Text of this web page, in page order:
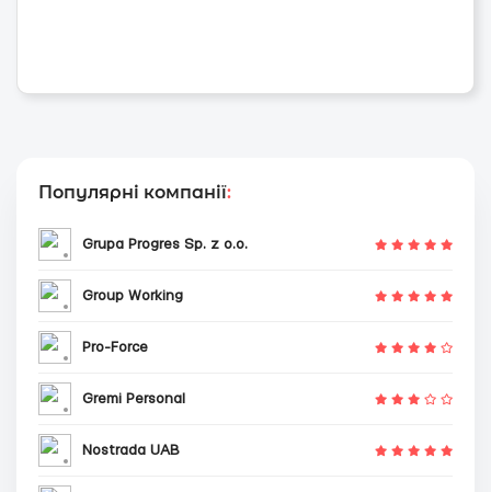
Популярні компанії:
Grupa Progres Sp. z o.o.
Group Working
Pro-Force
Gremi Personal
Nostrada UAB